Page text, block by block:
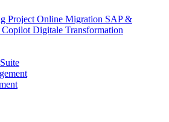
Project Online Migration SAP &
Copilot Digitale Transformation